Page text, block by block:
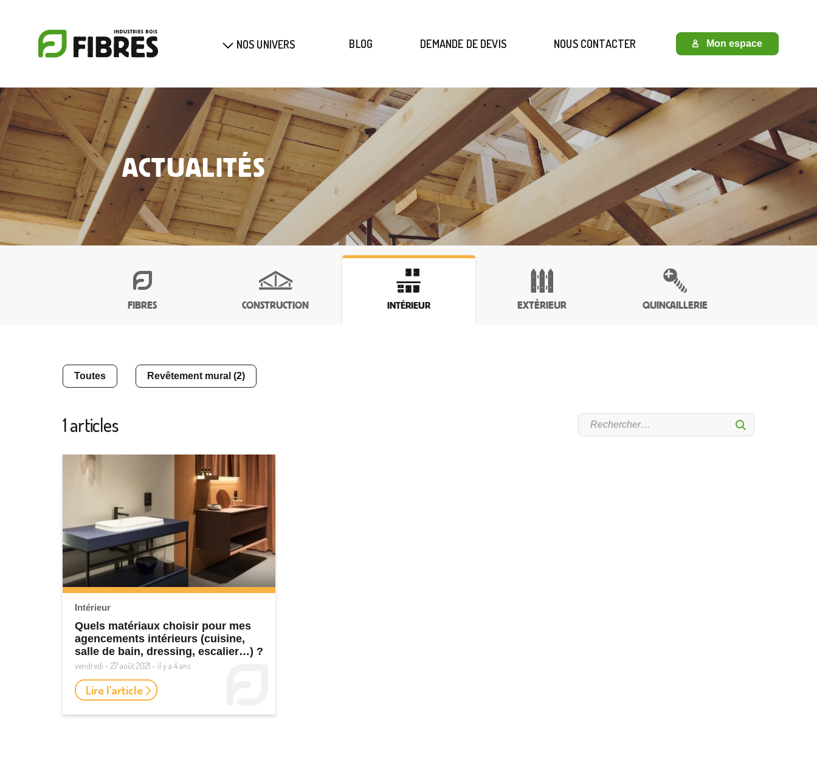
Mon espace
NOS UNIVERS BLOG DEMANDE DE DEVIS(DEMANDE DE DEVIS)
NOUS CONTACTER (NOUS CONTACTER)
ACTUALITÉS
FIBRES CONSTRUCTION INTÉRIEUR EXTÉRIEUR QUINCAILLERIE
Toutes Revêtement mural (2)
1 articles Sumbit
Intérieur
Quels matériaux choisir pour mes
agencements intérieurs (cuisine,
salle de bain, dressing, escalier…) ?
vendredi - 27 août 2021 - il y a 4 ans
Lire l'article